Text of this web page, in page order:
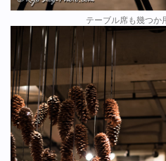
テーブル席も幾つか